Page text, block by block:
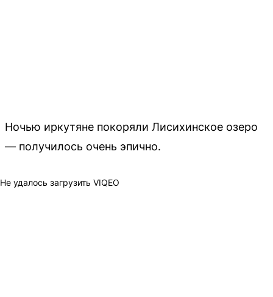
Ночью иркутяне покоряли Лисихинское озеро
— получилось очень эпично.
Не удалось загрузить VIQEO